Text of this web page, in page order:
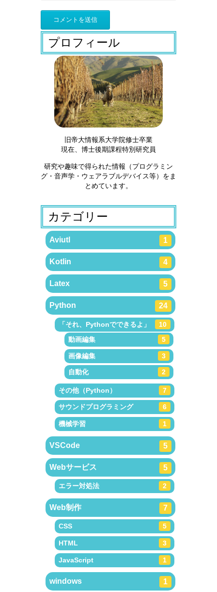
プロフィール
旧帝大情報系大学院修士卒業
現在、博士後期課程特別研究員
研究や趣味で得られた情報（プログラミン
グ・音声学・ウェアラブルデバイス等）をま
とめています。
カテゴリー
Aviutl 1
Kotlin 4
Latex 5
Python 24
「それ、Pythonでできるよ」
10
動画編集
5
画像編集 3
自動化 2
その他（Python） 7
サウンドプログラミング 6
機械学習 1
VSCode 5
Webサービス 5
エラー対処法 2
Web制作 7
CSS 5
HTML 3
JavaScript 1
windows 1